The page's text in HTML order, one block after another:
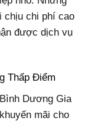
chịu chi phí cao
được dịch vụ
Thấp Điểm
Dương Gia
mãi cho